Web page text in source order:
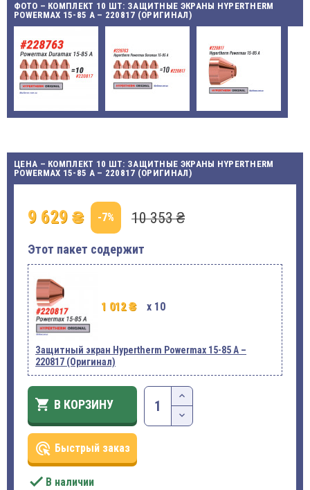
ФОТО – КОМПЛЕКТ 10 ШТ: ЗАЩИТНЫЕ ЭКРАНЫ HYPERTHERM
POWERMAX 15-85 A – 220817 (ОРИГИНАЛ)
ЦЕНА – КОМПЛЕКТ 10 ШТ: ЗАЩИТНЫЕ ЭКРАНЫ HYPERTHERM
POWERMAX 15-85 A – 220817 (ОРИГИНАЛ)
9 629 ₴ -7% 10 353 ₴
Этот пакет содержит
Защитный экран Hypertherm Powermax 15-85 A –
220817 (Оригинал)
1 012 ₴ x 10
 В КОРЗИНУ
ads_click Быстрый заказ
 В наличии